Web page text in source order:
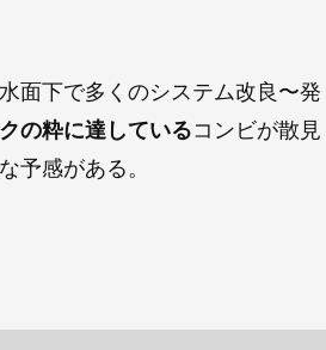
面下で多くのシステム改良〜発
の粋に達しているコンビが散見
予感がある。